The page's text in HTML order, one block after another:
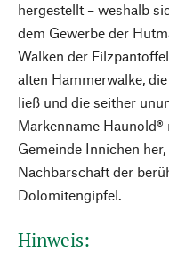
hergestellt – weshalb
dem Gewerbe der
Walken der
alten Hammerwalke,
ließ und die seither
Markenname
Gemeinde Innichen
Nachbarschaft der
Dolomitengipfel.
Hinweis: